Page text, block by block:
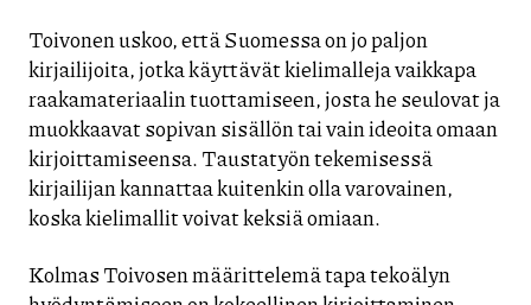
Toivonen uskoo, että Suomessa on jo paljon
kirjailijoita, jotka käyttävät kielimalleja vaikkapa
raakamateriaalin tuottamiseen, josta he seulovat ja
muokkaavat sopivan sisällön tai vain ideoita omaan
kirjoittamiseensa. Taustatyön tekemisessä
kirjailijan kannattaa kuitenkin olla varovainen,
koska kielimallit voivat keksiä omiaan.
Kolmas Toivosen määrittelemä tapa tekoälyn